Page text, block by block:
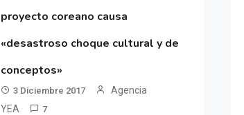
proyecto coreano causa
«desastroso choque cultural y de
conceptos»
3 Diciembre 2017
Agencia
YEA
7